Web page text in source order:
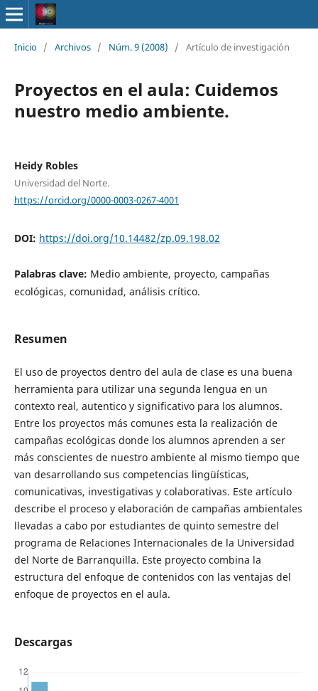
Inicio / Archivos / Núm. 9 (2008) / Artículo de investigación
Proyectos en el aula: Cuidemos
nuestro medio ambiente.
Heidy Robles
Universidad del Norte.
https://orcid.org/0000-0003-0267-4001
DOI: https://doi.org/10.14482/zp.09.198.02
Palabras clave: Medio ambiente, proyecto, campañas
ecológicas, comunidad, análisis crítico.
Resumen
El uso de proyectos dentro del aula de clase es una buena
herramienta para utilizar una segunda lengua en un
contexto real, autentico y significativo para los alumnos.
Entre los proyectos más comunes esta la realización de
campañas ecológicas donde los alumnos aprenden a ser
más conscientes de nuestro ambiente al mismo tiempo que
van desarrollando sus competencias lingüísticas,
comunicativas, investigativas y colaborativas. Este artículo
describe el proceso y elaboración de campañas ambientales
llevadas a cabo por estudiantes de quinto semestre del
programa de Relaciones Internacionales de la Universidad
del Norte de Barranquilla. Este proyecto combina la
estructura del enfoque de contenidos con las ventajas del
enfoque de proyectos en el aula.
Descargas